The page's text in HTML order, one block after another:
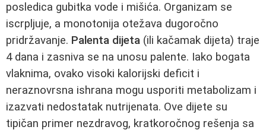
posledica gubitka vode i mišića. Organizam se
iscrpljuje, a monotonija otežava dugoročno
pridržavanje. Palenta dijeta (ili kačamak dijeta) traje
4 dana i zasniva se na unosu palente. Iako bogata
vlaknima, ovako visoki kalorijski deficit i
neraznovrsna ishrana mogu usporiti metabolizam i
izazvati nedostatak nutrijenata. Ove dijete su
tipičan primer nezdravog, kratkoročnog rešenja sa